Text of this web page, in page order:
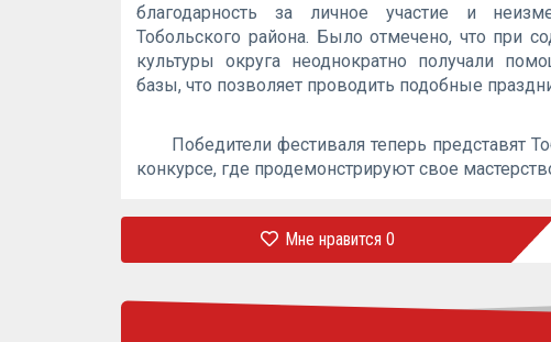
благодарность за личное участие и
Тобольского района. Было отмечено, что при
культуры округа неоднократно получали
базы, что позволяет проводить подобные
Победители фестиваля теперь представят
конкурсе, где продемонстрируют свое
Мне нравится0